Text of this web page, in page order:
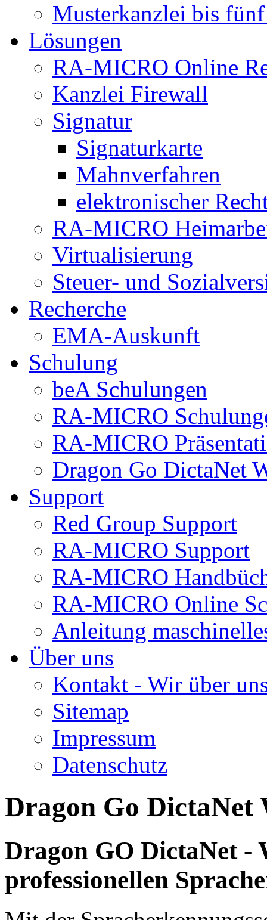
Musterkanzlei bis
Lösungen
RA-MICRO Online
Kanzlei Firewall
Signatur
Signaturkarte
Mahnverfahren
elektronischer
RA-MICRO
Virtualisierung
Steuer- und
Recherche
EMA-Auskunft
Schulung
beA Schulungen
RA-MICRO
RA-MICRO
Dragon Go DictaNet
Support
Red Group Support
RA-MICRO Support
RA-MICRO
RA-MICRO Online
Anleitung
Über uns
Kontakt - Wir über
Sitemap
Impressum
Datenschutz
Dragon Go DictaNet
Dragon GO DictaNet -
professionellen